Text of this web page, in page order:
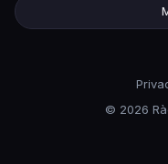
© 2026